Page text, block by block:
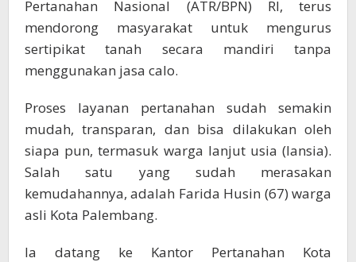
Pertanahan Nasional (ATR/BPN) RI, terus
mendorong masyarakat untuk mengurus
sertipikat tanah secara mandiri tanpa
menggunakan jasa calo.
Proses layanan pertanahan sudah semakin
mudah, transparan, dan bisa dilakukan oleh
siapa pun, termasuk warga lanjut usia (lansia).
Salah satu yang sudah merasakan
kemudahannya, adalah Farida Husin (67) warga
asli Kota Palembang.
Ia datang ke Kantor Pertanahan Kota